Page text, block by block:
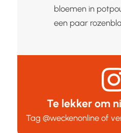
bloemen in
een paar
Te lekker om
Tag@weckenonline of